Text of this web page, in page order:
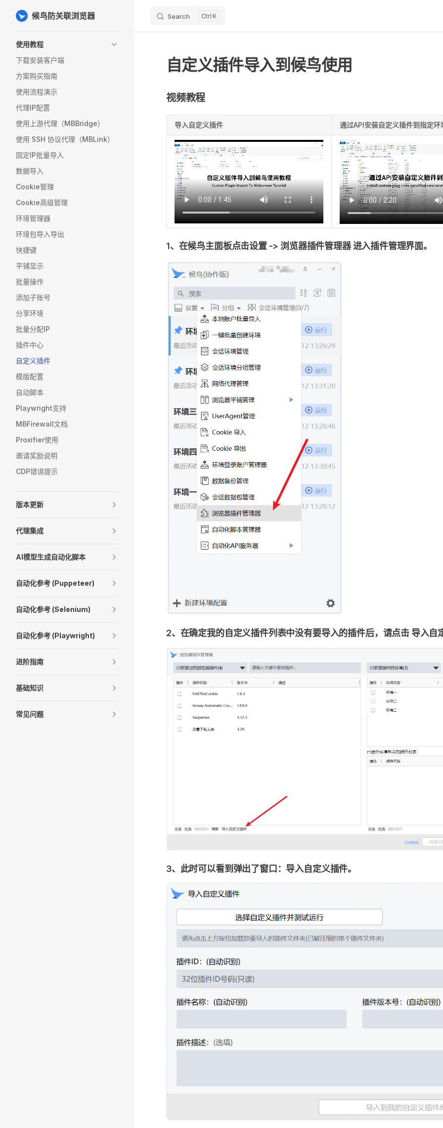
Skip to content
候鸟防关联浏览器 Search K
使用教程
下载安装客户端
方案购买指南
使用流程演示
代理IP配置
使用上游代理（MBBridge）
使用 SSH 协议代理（MBLink）
固定IP批量导入
数据导入
Cookie管理
Cookie高级管理
环境管理器
环境包导入导出
快捷键
平铺显示
批量操作
添加子账号
分享环境
批量分配IP
插件中心
自定义插件
模版配置
自动脚本
Playwright支持
MBFirewall文档
Proxifier使用
邀请奖励说明
CDP错误提示
版本更新
代理集成
AI模型生成自动化脚本
自动化参考 (Puppeteer)
自动化参考 (Selenium)
自动化参考 (Playwright)
进阶指南
基础知识
常见问题
自定义插件导入到候鸟使用
视频教程
导入自定义插件 通过API安装自定义插件到指定环
1、在候鸟主面板点击设置 -> 浏览器插件管理器 进入插件管理界面。
2、在确定我的自定义插件列表中没有要导入的插件后，请点击 导入自
3、此时可以看到弹出了窗口：导入自定义插件。